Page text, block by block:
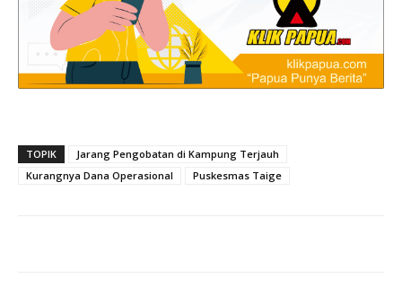
TOPIK
Jarang Pengobatan di Kampung Terjauh
Kurangnya Dana Operasional
Puskesmas Taige